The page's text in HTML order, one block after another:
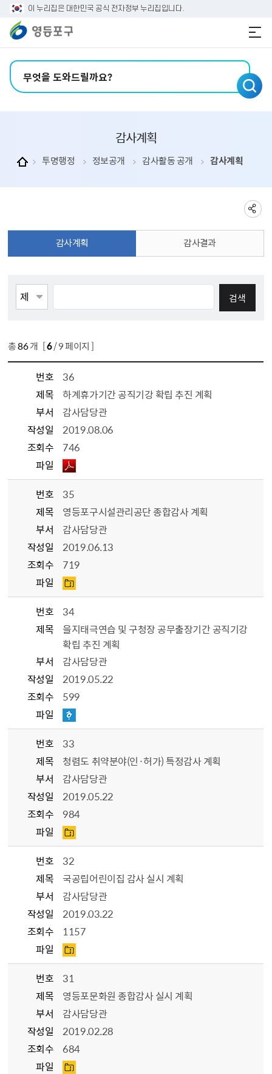
본문 바로가기
주메뉴 바로가기
이 누리집은 대한민국 공식 전자정부 누리집입니다.
감사계획
투명행정 정보공개 감사활동 공개 감사계획
감사계획 감사결과
총86개 [6/ 9 페이지 ]
번호
36
제목
하계휴가기간 공직기강 확립 추진 계획
부서
감사담당관
작성일
2019.08.06
조회수
746
파일
번호
35
제목
영등포구시설관리공단 종합감사 계획
부서
감사담당관
작성일
2019.06.13
조회수
719
파일
번호
34
제목
을지태극연습 및 구청장 공무출장기간 공직기강
확립 추진 계획
부서
감사담당관
작성일
2019.05.22
조회수
599
파일
번호
33
제목
청렴도 취약분야(인·허가) 특정감사 계획
부서
감사담당관
작성일
2019.05.22
조회수
984
파일
번호
32
제목
국공립어린이집 감사 실시 계획
부서
감사담당관
작성일
2019.03.22
조회수
1157
파일
번호
31
제목
영등포문화원 종합감사 실시 계획
부서
감사담당관
작성일
2019.02.28
조회수
684
파일